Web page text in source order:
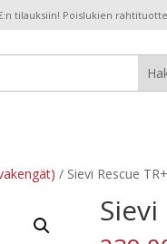
tilauksiin! Poislukien
/ Sievi Rescue
Sievi